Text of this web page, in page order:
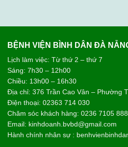
BỆNH VIỆN BÌNH DÂN ĐÀ
Lịch làm việc: Từ thứ 2 – thứ 7
Sáng: 7h30 – 12h00
Chiều: 13h00 – 16h30
Địa chỉ: 376 Trần Cao Vân – Phường
Điện thoại: 02363 714 030
Chăm sóc khách hàng: 0236 7105 888
Email: kinhdoanh.bvbd@gmail.com
Hành chính nhân sự :